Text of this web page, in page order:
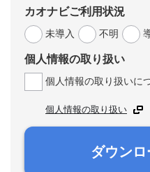
カオナビご利用状況
未導入
不明
個人情報の取り扱い
個人情報の取り扱いに
個人情報の取り扱い
ダウン